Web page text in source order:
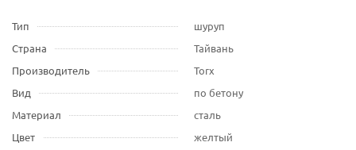
Тип
шуруп
Страна
Тайвань
Производитель
Torx
Вид
по бетону
Материал
сталь
Цвет
желтый